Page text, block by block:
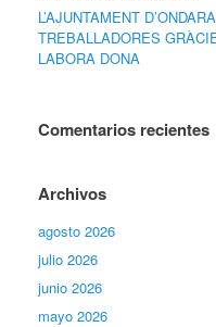
L’AJUNTAMENT
TREBALLADORES
LABORA DONA
Comentarios recientes
Archivos
agosto 2026
julio 2026
junio 2026
mayo 2026